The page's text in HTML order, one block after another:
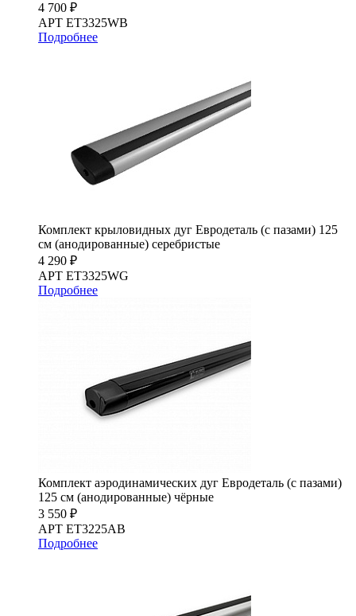
4 700 ₽
АРТ ET3325WB
Подробнее
Комплект крыловидных дуг Евродеталь (с пазами) 125
см (анодированные) серебристые
4 290 ₽
АРТ ET3325WG
Подробнее
Комплект аэродинамических дуг Евродеталь (с пазами)
125 см (анодированные) чёрные
3 550 ₽
АРТ ET3225AB
Подробнее